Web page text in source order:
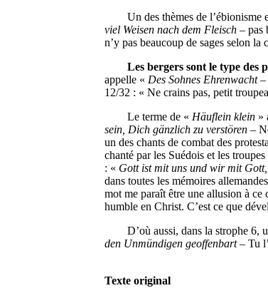
Un des thèmes de l’ébionisme
viel Weisen nach dem Fleisch – pas
n’y pas beaucoup de sages selon
Les bergers sont le type des
appelle « Des Sohnes Ehrenwacht–
12/32 : « Ne crains pas, petit
Le terme de « Häuflein klein »
sein, Dich gänzlich zu verstören–
un des chants de combat des
chanté par les Suédois et les
: « Gott ist mit uns und wir mit
dans toutes les mémoires
mot me paraît être une allusion à
humble en Christ. C’est ce que
D’où aussi, dans la strophe 6,
den Unmündigen geoffenbart– Tu
Texte original